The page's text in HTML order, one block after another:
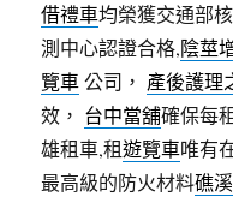
借禮車均榮獲交通部
測中心認證合格,陰莖
覽車公司， 產後護理
效， 台中當舖確保每
雄租車,租遊覽車唯有
最高級的防火材料礁